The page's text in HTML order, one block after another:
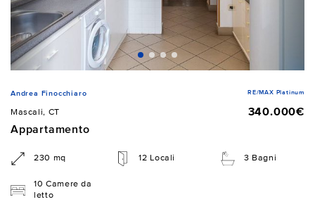
Andrea Finocchiaro RE/MAX Platinum
Mascali, CT
340.000€
Appartamento
230 mq 12 Locali 3 Bagni
10 Camere da
letto